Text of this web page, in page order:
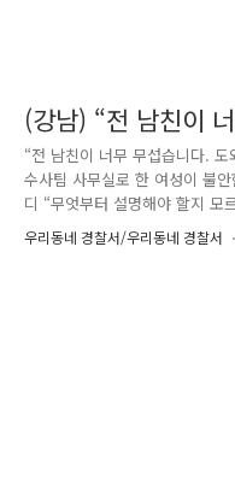
(강남) “전 남친이
요!”
“전 남친이 너무 무섭습니다.
수사팀 사무실로 한 여성이 불
디 “무엇부터 설명해야 할지 모
다. 전 남자친구에게 폭행과 성
칼잡이로서 사람을 고통스럽게
우리동네 경찰서/우리동네 경찰서